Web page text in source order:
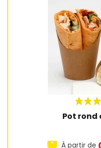
Pot rond
À partir de